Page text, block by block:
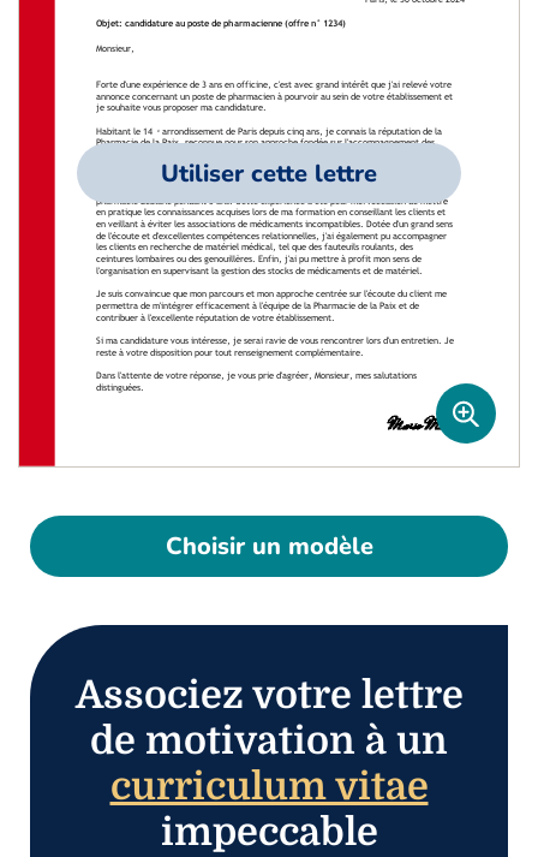
Utiliser cette lettre
Choisir un modèle
Associez votre lettre
de motivation à un
curriculum vitae
impeccable